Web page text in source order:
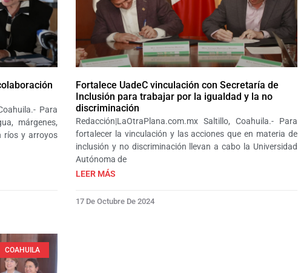
Para
márgenes,
ríos y arroyos
Fortalece UadeC vinculación con Secretaría de
Inclusión para trabajar por la igualdad y la no
discriminación
Redacción|LaOtraPlana.com.mx Saltillo, Coahuila.- Para
fortalecer la vinculación y las acciones que en materia de
inclusión y no discriminación llevan a cabo la Universidad
Autónoma de
LEER MÁS
17 De Octubre De 2024
COAHUILA